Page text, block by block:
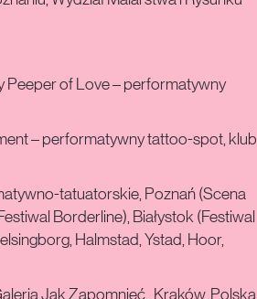
Peeper of Love – performatywny
– performatywny tattoo-spot, klub
tatuatorskie, Poznań (Scena
Borderline), Białystok (Festiwal
Halmstad, Ystad, Hoor,
Jak Zapomnieć , Kraków, Polska